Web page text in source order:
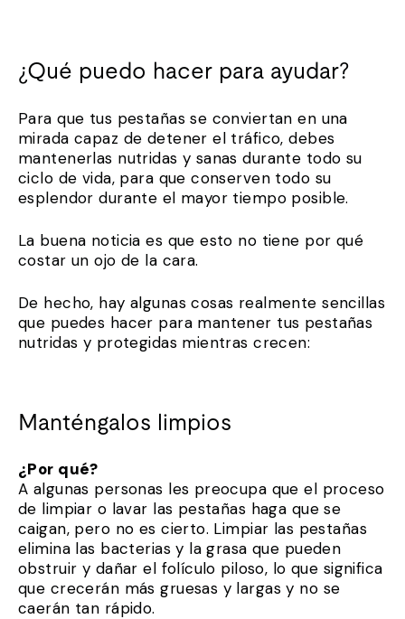
¿Qué puedo hacer para ayudar?
Para que tus pestañas se conviertan en una
mirada capaz de detener el tráfico, debes
mantenerlas nutridas y sanas durante todo su
ciclo de vida, para que conserven todo su
esplendor durante el mayor tiempo posible.
La buena noticia es que esto no tiene por qué
costar un ojo de la cara.
De hecho, hay algunas cosas realmente sencillas
que puedes hacer para mantener tus pestañas
nutridas y protegidas mientras crecen:
Manténgalos limpios
¿Por qué?
A algunas personas les preocupa que el proceso
de limpiar o lavar las pestañas haga que se
caigan, pero no es cierto. Limpiar las pestañas
elimina las bacterias y la grasa que pueden
obstruir y dañar el folículo piloso, lo que significa
que crecerán más gruesas y largas y no se
caerán tan rápido.